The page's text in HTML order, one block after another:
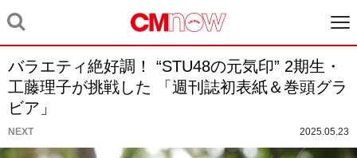
バラエティ絶好調！ “STU48の元気印” 2期生・
工藤理子が挑戦した 「週刊誌初表紙＆巻頭グラ
ビア」
NEXT 2025.05.23